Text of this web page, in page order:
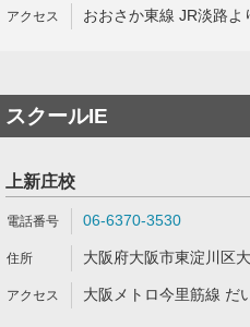
おおさか東線 JR淡路よ
スクールIE
上新庄校
06-6370-3530
大阪府大阪市東淀川区
大阪メトロ今里筋線 だ